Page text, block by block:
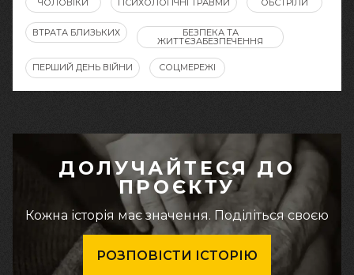
ВТРАТА БЛИЗЬКИХ БЕЗПЕКА ТА
ЖИТТЄЗАБЕЗПЕЧЕННЯ
ПЕРШИЙ ДЕНЬ ВІЙНИ СОЦМЕРЕЖІ
ДОЛУЧАЙТЕСЯ ДО
ПРОЄКТУ
Кожна історія має значення. Поділіться своєю
РОЗПОВІСТИ ІСТОРІЮ